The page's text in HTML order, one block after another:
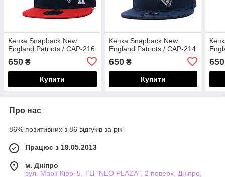
Кепка Snapback New
England Patriots / CAP-216
650 ₴
Купити
Кепка Snapback New
England Patriots / CAP-214
650₴
Купити
650
Про нас
86% позитивних з 86 відгуків за рік
Працює з 19.05.2013
м. Дніпро
вул. Марії Кюрі 5, ТЦ "NEO PLAZA", 2 поверх, Дніпро,